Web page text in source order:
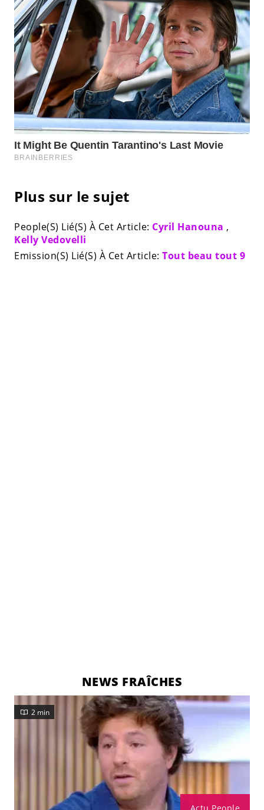
Plus sur le sujet
People(S) Lié(S) À Cet Article: Cyril Hanouna ,
Kelly Vedovelli
Emission(S) Lié(S) À Cet Article: Tout beau tout 9
NEWS FRAÎCHES
2 min